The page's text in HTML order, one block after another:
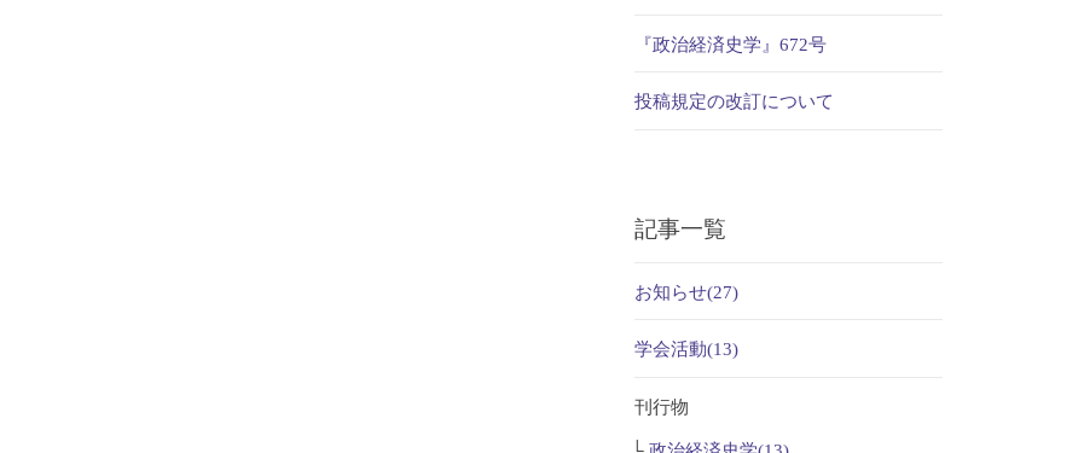
『政治経済史学』672号
投稿規定の改訂について
記事一覧
お知らせ(27)
学会活動(13)
刊行物